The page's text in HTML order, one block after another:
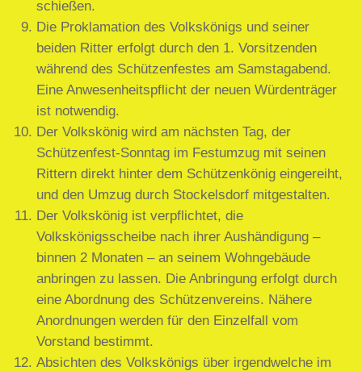
schießen.
Die Proklamation des Volkskönigs und seiner
beiden Ritter erfolgt durch den 1. Vorsitzenden
während des Schützenfestes am Samstagabend.
Eine Anwesenheitspflicht der neuen Würdenträger
ist notwendig.
Der Volkskönig wird am nächsten Tag, der
Schützenfest-Sonntag im Festumzug mit seinen
Rittern direkt hinter dem Schützenkönig eingereiht,
und den Umzug durch Stockelsdorf mitgestalten.
Der Volkskönig ist verpflichtet, die
Volkskönigsscheibe nach ihrer Aushändigung –
binnen 2 Monaten – an seinem Wohngebäude
anbringen zu lassen. Die Anbringung erfolgt durch
eine Abordnung des Schützenvereins. Nähere
Anordnungen werden für den Einzelfall vom
Vorstand bestimmt.
Absichten des Volkskönigs über irgendwelche im